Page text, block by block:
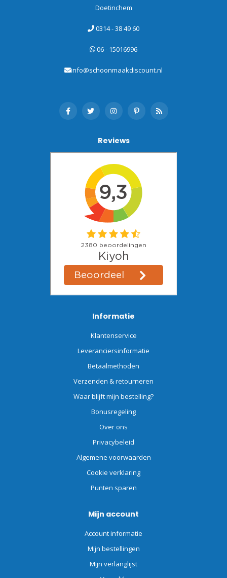
Doetinchem
0314 - 38 49 60
06 - 15016996
info@schoonmaakdiscount.nl
Reviews
Informatie
Klantenservice
Leveranciersinformatie
Betaalmethoden
Verzenden & retourneren
Waar blijft mijn bestelling?
Bonusregeling
Over ons
Privacybeleid
Algemene voorwaarden
Cookie verklaring
Punten sparen
Mijn account
Account informatie
Mijn bestellingen
Mijn verlanglijst